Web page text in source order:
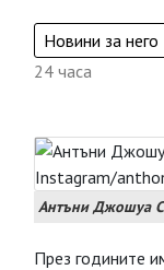
Новини за него
24 часа
Антъни Джошуа
През годините